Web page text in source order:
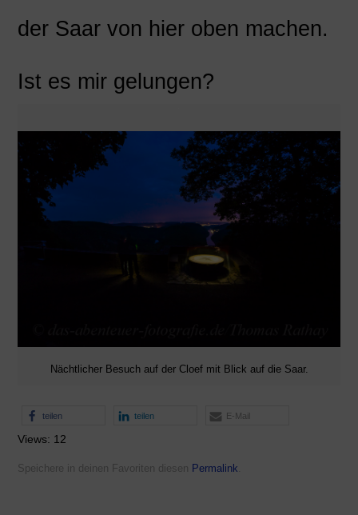
der Saar von hier oben machen.
Ist es mir gelungen?
Nächtlicher Besuch auf der Cloef mit Blick auf die Saar.
teilen teilen E-Mail
Views: 12
Speichere in deinen Favoriten diesen Permalink